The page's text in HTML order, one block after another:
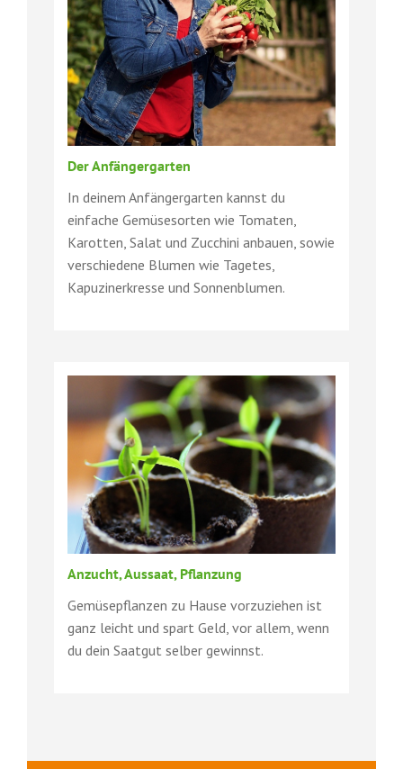
Der Anfängergarten
In deinem Anfängergarten kannst du
einfache Gemüsesorten wie Tomaten,
Karotten, Salat und Zucchini anbauen, sowie
verschiedene Blumen wie Tagetes,
Kapuzinerkresse und Sonnenblumen.
Anzucht, Aussaat, Pflanzung
Gemüsepflanzen zu Hause vorzuziehen ist
ganz leicht und spart Geld, vor allem, wenn
du dein Saatgut selber gewinnst.